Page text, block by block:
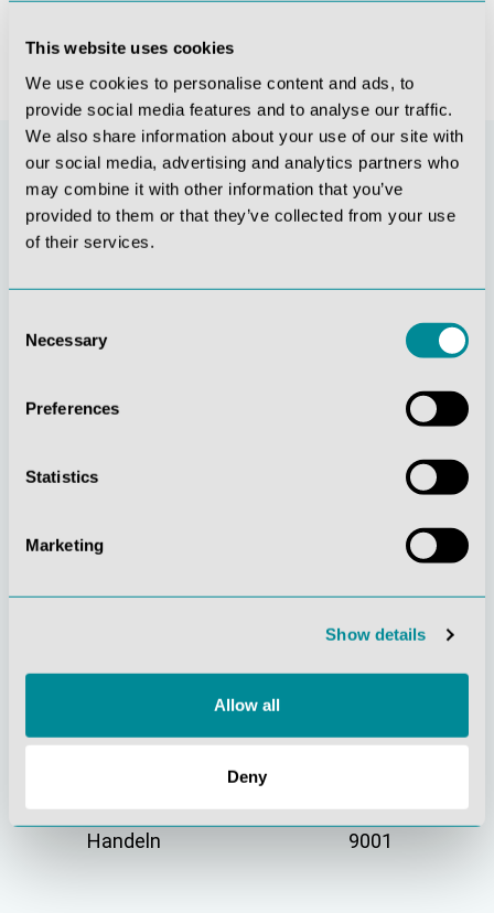
This website uses cookies
We use cookies to personalise content and ads, to
provide social media features and to analyse our traffic.
We also share information about your use of our site with
our social media, advertising and analytics partners who
may combine it with other information that you’ve
provided to them or that they’ve collected from your use
of their services.
Selection
Necessary
Preferences
Statistics
Marketing
Show details
Allow all
Deny
Innovationskraft
Verantwortung
Gelebte
Verständnis für
Nachhaltiges
Handeln
Zertifizierung ISO
9001